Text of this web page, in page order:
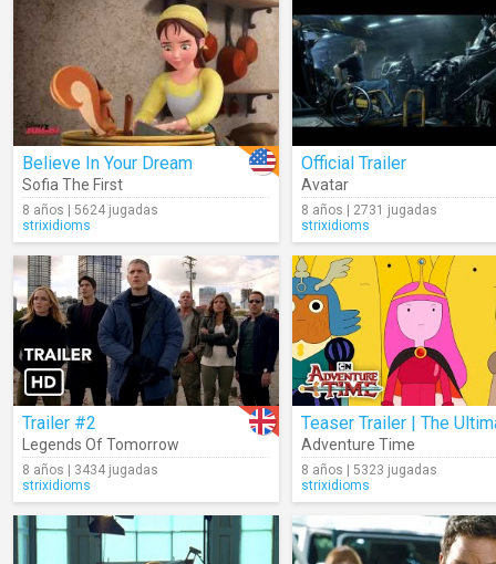
Believe In Your Dream
Sofia The First
8 años | 5624 jugadas
strixidioms
Official Trailer
Avatar
8 años | 2731 jugadas
strixidioms
Trailer #2
Legends Of Tomorrow
8 años | 3434 jugadas
strixidioms
Adventure Time
8 años | 5323 jugadas
strixidioms